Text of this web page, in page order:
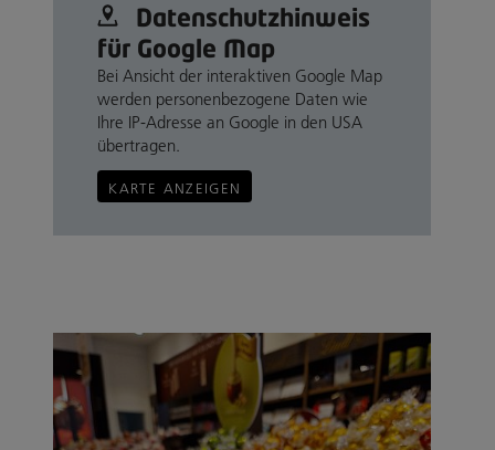
Datenschutz­hinweis
für Google Map
Bei Ansicht der interaktiven Google Map
werden personenbezogene Daten wie
Ihre IP-Adresse an Google in den USA
übertragen.
KARTE ANZEIGEN